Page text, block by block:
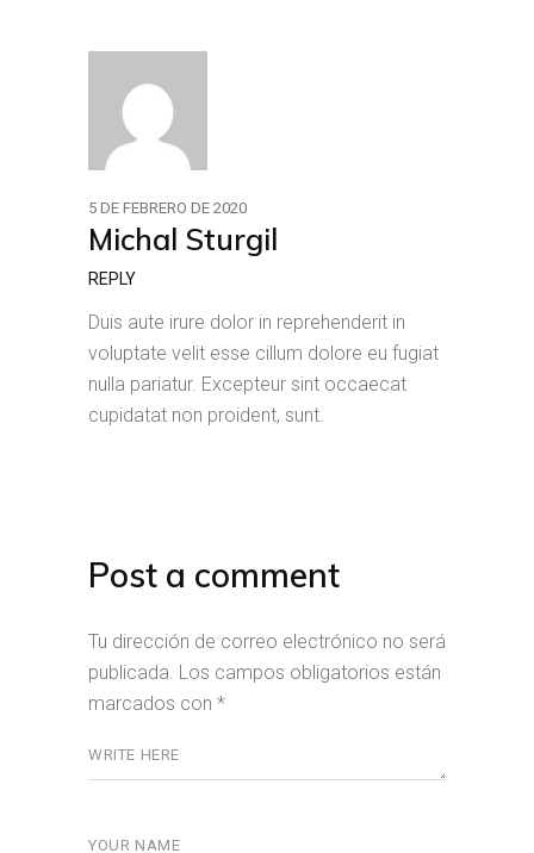
5 DE FEBRERO DE 2020
Michal Sturgil
REPLY
Duis aute irure dolor in reprehenderit in
voluptate velit esse cillum dolore eu fugiat
nulla pariatur. Excepteur sint occaecat
cupidatat non proident, sunt.
Post a comment
Tu dirección de correo electrónico no será
publicada. Los campos obligatorios están
marcados con *